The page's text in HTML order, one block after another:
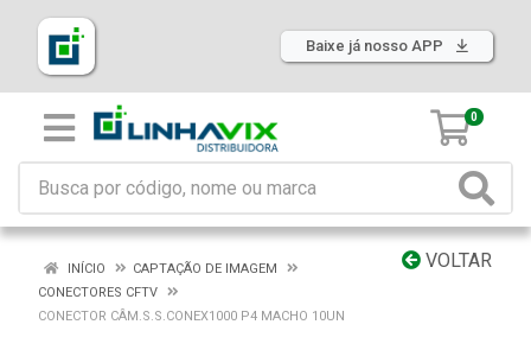
Baixe já nosso APP
0
VOLTAR
INÍCIO
CAPTAÇÃO DE IMAGEM
CONECTORES CFTV
CONECTOR CÂM.S.S.CONEX1000 P4 MACHO 10UN